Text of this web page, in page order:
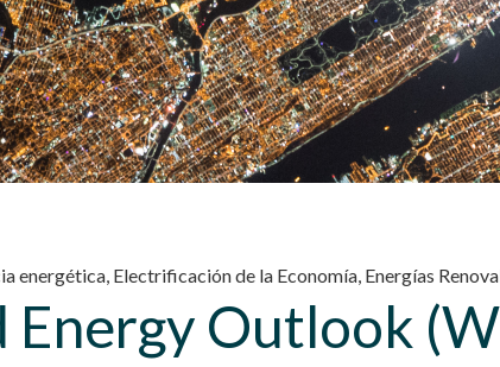
energética, Electrificación de la Economía, Energías
Outlook